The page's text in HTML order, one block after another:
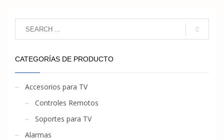
CATEGORÍAS DE PRODUCTO
Accesorios para TV
Controles Remotos
Soportes para TV
Alarmas